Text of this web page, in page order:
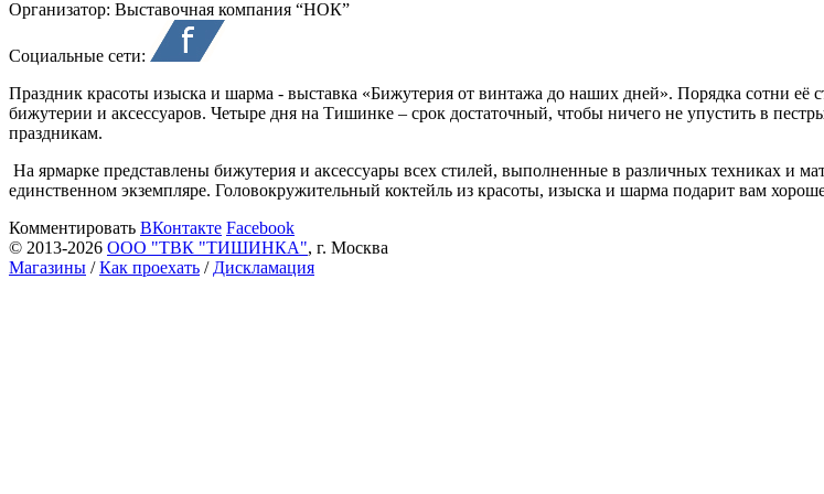
Организатор: Выставочная компания “НОК”
Социальные сети:
Праздник красоты изыска и шарма - выставка «Бижутерия от винтажа до наших дней». Порядка сотни её
бижутерии и аксессуаров. Четыре дня на Тишинке – срок достаточный, чтобы ничего не упустить в
праздникам.
На ярмарке представлены бижутерия и аксессуары всех стилей, выполненные в различных техниках и
единственном экземпляре. Головокружительный коктейль из красоты, изыска и шарма подарит вам
Комментировать ВКонтакте Facebook
© 2013-2026 ООО "ТВК "ТИШИНКА", г. Москва
Магазины /Как проехать / Дискламация